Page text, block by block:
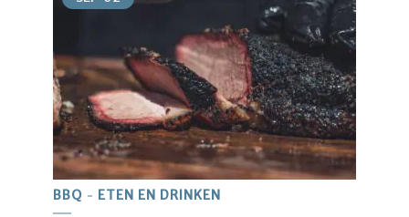
BBQ ETEN EN DRINKEN